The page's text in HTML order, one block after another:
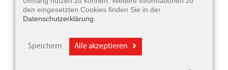
gesagt hat? Haben Sie das Gefühl, Ihr
Gegenüber nuschelt oder redet immerzu
undeutlich? Haben Sie schon lange keinen
Verkehrslärm oder Vogelgezwitscher mehr
den eingesetzten Cookies finden Sie in der
Datenschutzerklärung
Speichern Alle akzeptieren